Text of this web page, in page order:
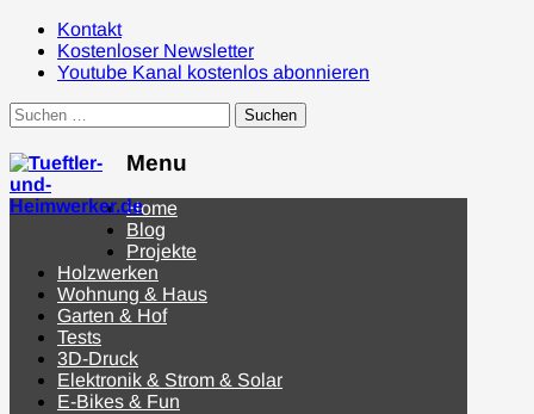
Kontakt
Kostenloser Newsletter
Youtube Kanal kostenlos abonnieren
Suchen
nach:
Menu
Menu
Home
Blog
Projekte
Holzwerken
Wohnung & Haus
Garten & Hof
Tests
3D-Druck
Elektronik & Strom & Solar
E-Bikes & Fun